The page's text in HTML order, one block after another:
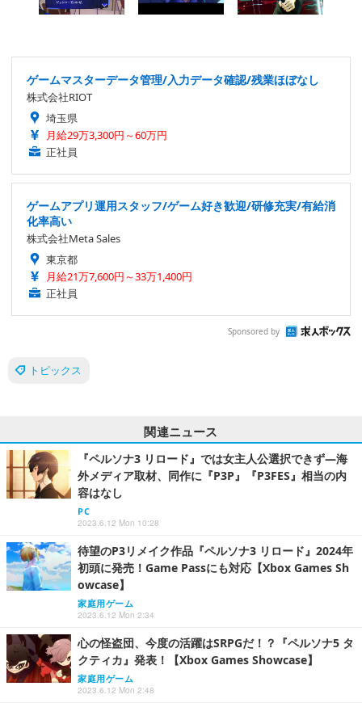
ゲームマスターデータ管理/入力データ確認/残業ほぼなし
株式会社RIOT
埼玉県
月給29万3,300円～60万円
正社員
ゲームアプリ運用スタッフ/ゲーム好き歓迎/研修充実/有給消
化率高い
株式会社Meta Sales
東京都
月給21万7,600円～33万1,400円
正社員
Sponsored by
トピックス
関連ニュース
『ペルソナ3 リロード』では女主人公選択できず―海
外メディア取材、同作に『P3P』『P3FES』相当の内
容はなし
PC
2023.6.12 Mon 10:28
待望のP3リメイク作品『ペルソナ3 リロード』2024年
初頭に発売！Game Passにも対応【Xbox Games Sh
owcase】
家庭用ゲーム
2023.6.12 Mon 2:34
心の怪盗団、今度の活躍はSRPGだ！？『ペルソナ5 タ
クティカ』発表！【Xbox Games Showcase】
家庭用ゲーム
2023.6.12 Mon 2:48